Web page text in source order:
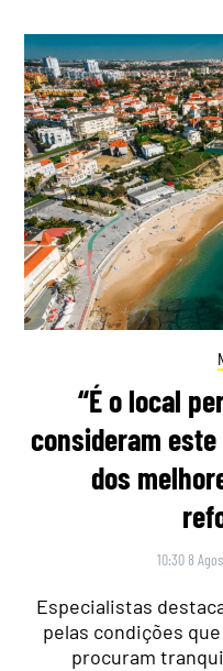
“É o local
consideram
dos
10:30 8
Especialistas
pelas condições
procuram